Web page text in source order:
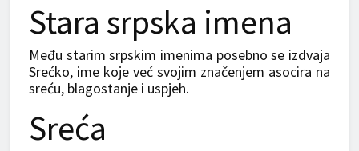
Stara srpska imena
Među starim srpskim imenima posebno se izdvaja
Srećko, ime koje već svojim značenjem asocira na
sreću, blagostanje i uspjeh.
Sreća